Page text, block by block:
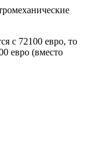
с 72100 евро, то
евро (вместо